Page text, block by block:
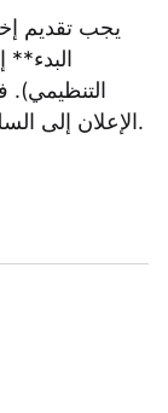
يجب تقديم
الإعلان إلى السلطة المسؤولة عن مكان إنشاء المنظمين.